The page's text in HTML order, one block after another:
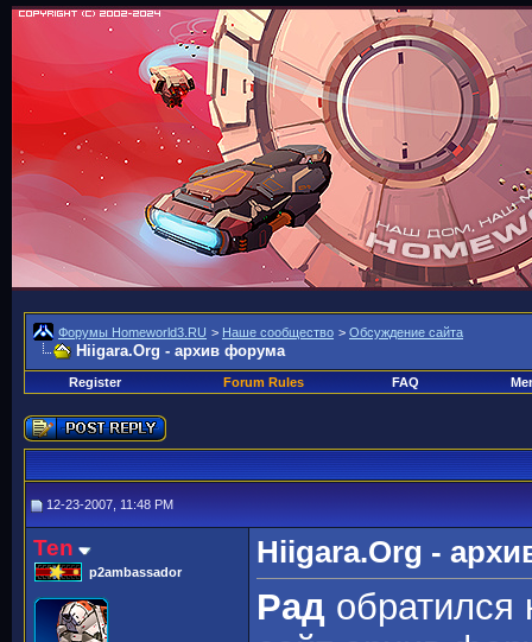
Форумы Homeworld3.RU > Наше сообщество > Обсуждение сайта
Hiigara.Org - архив форума
Register Forum Rules FAQ
12-23-2007, 11:48 PM
Ten
p2ambassador
Hiigara.Org -
Рад обратился